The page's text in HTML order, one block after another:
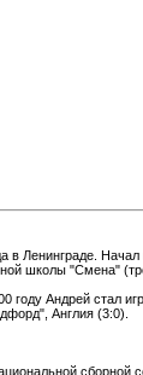
в Ленинграде. Начал
школы "Смена"
Андрей стал
Англия (3:0).
сборной